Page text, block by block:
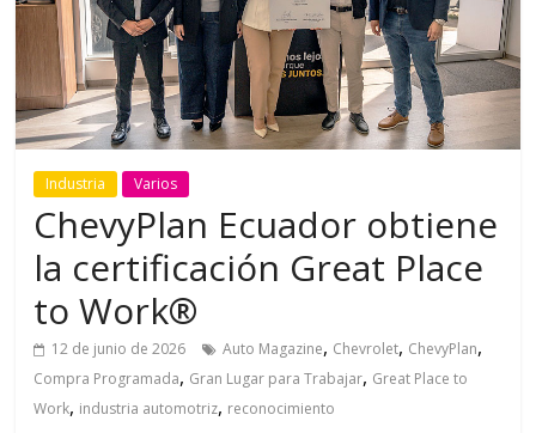
Industria Varios
ChevyPlan Ecuador obtiene
la certificación Great Place
to Work®
12 de junio de 2026 Auto Magazine, Chevrolet, ChevyPlan,
Compra Programada, Gran Lugar para Trabajar, Great Place to
Work, industria automotriz, reconocimiento